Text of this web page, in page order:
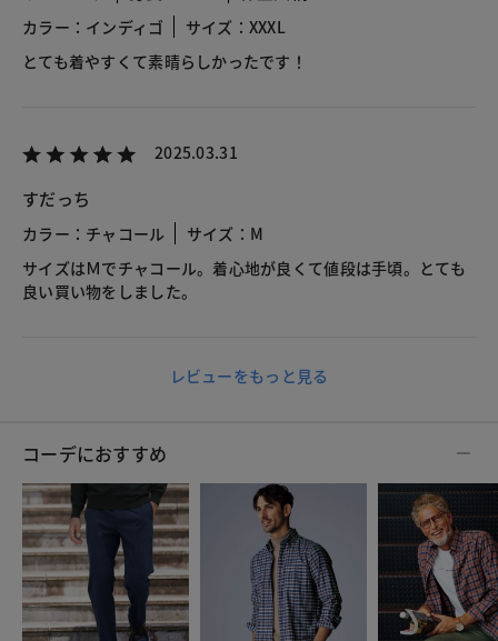
カラー：インディゴ
サイズ：XXXL
とても着やすくて素晴らしかったです！
2025.03.31
すだっち
カラー：チャコール
サイズ：M
サイズはＭでチャコール。着心地が良くて値段は手頃。とても
良い買い物をしました。
レビューをもっと見る
コーデにおすすめ